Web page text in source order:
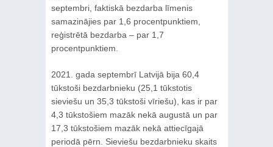
septembri, faktiskā bezdarba līmenis
samazinājies par 1,6 procentpunktiem,
reģistrētā bezdarba – par 1,7
procentpunktiem.
2021. gada septembrī Latvijā bija 60,4
tūkstoši bezdarbnieku (25,1 tūkstotis
sieviešu un 35,3 tūkstoši vīriešu), kas ir par
4,3 tūkstošiem mazāk nekā augustā un par
17,3 tūkstošiem mazāk nekā attiecīgajā
periodā pērn. Sieviešu bezdarbnieku skaits